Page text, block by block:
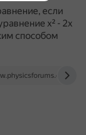
если
x² - 2x
способом